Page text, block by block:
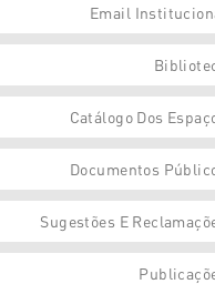
Email
Catálogo Dos
Documentos
Sugestões E